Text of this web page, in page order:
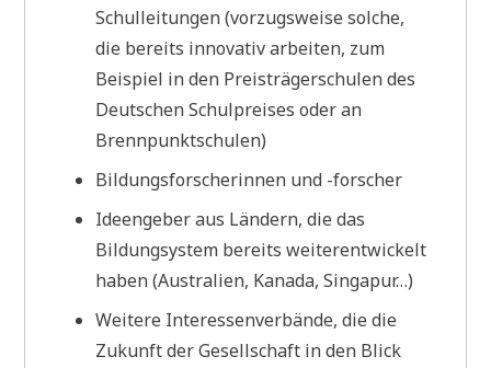
Schulleitungen (vorzugsweise solche,
die bereits innovativ arbeiten, zum
Beispiel in den Preisträgerschulen des
Deutschen Schulpreises oder an
Brennpunktschulen)
Bildungsforscherinnen und -forscher
Ideengeber aus Ländern, die das
Bildungsystem bereits weiterentwickelt
haben (Australien, Kanada, Singapur…)
Weitere Interessenverbände, die die
Zukunft der Gesellschaft in den Blick